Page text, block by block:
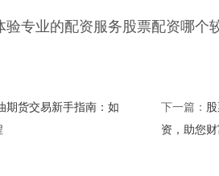
验专业的配资服务股票配资哪个
期货交易新手指南：如
下一篇：
资，助您